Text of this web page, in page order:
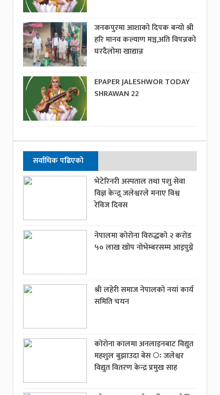
जनकपुरमा आशाको दिपक बन्यो श्री
हरि मानव कल्याण मञ्च,अति विपन्नको
घरदैलोमा खाद्यान्न
EPAPER JALESHWOR TODAY
SHRAWAN 22
सर्वाधिक पढिएको
भेटेरिनरी अस्पताल तथा पशु सेवा
विज्ञ केन्द्र्र जलेश्वरले मनाए विश्व
रेविज दिवस
नेपालमा कोरोना विरुद्धको २ करोड
५० लाख खोप नोभेम्बरसम्म आइपुग्ने
श्री लहेरी समाज नेपालको नयां कार्य
समिति चयन
कोरोना कालमा अनलाइनबाट विद्युत
महशुल बुझाउदा बेस ः जलेश्वर
विद्युत वितरण केन्द्र प्रमुख साह